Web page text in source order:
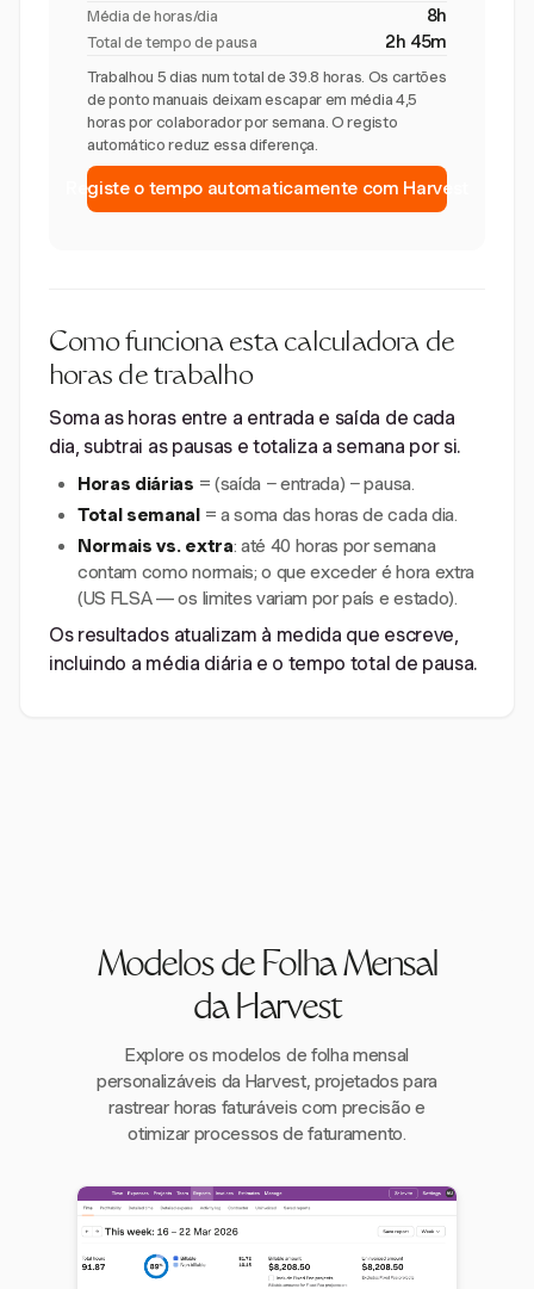
Média de horas/dia 8h
Total de tempo de pausa 2h 45m
Trabalhou 5 dias num total de 39.8 horas. Os cartões
de ponto manuais deixam escapar em média 4,5
horas por colaborador por semana. O registo
automático reduz essa diferença.
Registe o tempo automaticamente com Harvest
Como funciona esta calculadora de
horas de trabalho
Soma as horas entre a entrada e saída de cada
dia, subtrai as pausas e totaliza a semana por si.
Horas diárias = (saída − entrada) − pausa.
Total semanal= a soma das horas de cada dia.
Normais vs. extra: até 40 horas por semana
contam como normais; o que exceder é hora extra
(US FLSA — os limites variam por país e estado).
Os resultados atualizam à medida que escreve,
incluindo a média diária e o tempo total de pausa.
Modelos de Folha Mensal
da Harvest
Explore os modelos de folha mensal
personalizáveis da Harvest, projetados para
rastrear horas faturáveis com precisão e
otimizar processos de faturamento.